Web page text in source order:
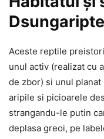
Aceste reptile
unul activ (realizat cu
de zbor) si unul
aripile si picioarele
strangandu-le putin
deplasa greoi, pe